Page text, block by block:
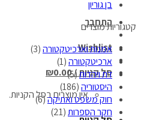
התחבר
Wishlist
סל קניות /
₪0.00
אין מוצרים בסל הקניות.
בן גוריון
קטגוריות מוצרים
אמנות וארכיטקטורה(3)
ארכיטקטורה(1)
דת ויהדות(5)
היסטוריה(186)
חוק משפט ואתיקה(6)
חקר הספרות(21)